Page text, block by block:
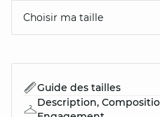
Choisir ma taille
Guide des tailles
Description,